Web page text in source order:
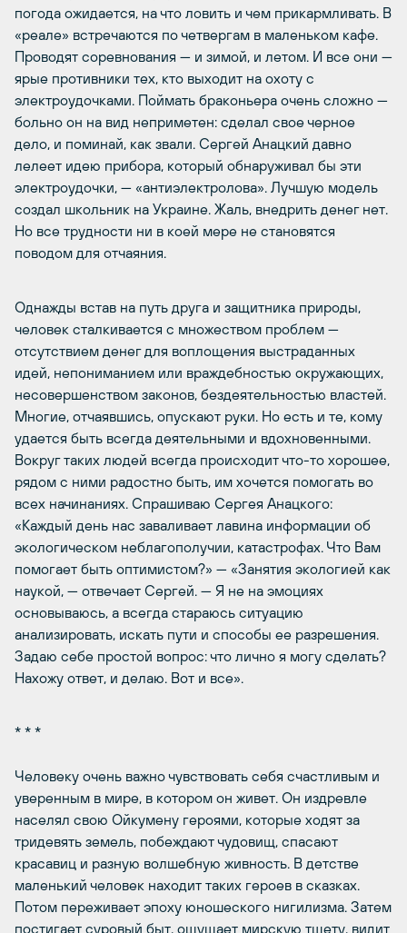
погода ожидается, на что ловить и чем прикармливать. В
«реале» встречаются по четвергам в маленьком кафе.
Проводят соревнования — и зимой, и летом. И все они —
ярые противники тех, кто выходит на охоту с
электроудочками. Поймать браконьера очень сложно —
больно он на вид неприметен: сделал свое черное
дело, и поминай, как звали. Сергей Анацкий давно
лелеет идею прибора, который обнаруживал бы эти
электроудочки, — «антиэлектролова». Лучшую модель
создал школьник на Украине. Жаль, внедрить денег нет.
Но все трудности ни в коей мере не становятся
поводом для отчаяния.
Однажды встав на путь друга и защитника природы,
человек сталкивается с множеством проблем —
отсутствием денег для воплощения выстраданных
идей, непониманием или враждебностью окружающих,
несовершенством законов, бездеятельностью властей.
Многие, отчаявшись, опускают руки. Но есть и те, кому
удается быть всегда деятельными и вдохновенными.
Вокруг таких людей всегда происходит что-то хорошее,
рядом с ними радостно быть, им хочется помогать во
всех начинаниях. Спрашиваю Сергея Анацкого:
«Каждый день нас заваливает лавина информации об
экологическом неблагополучии, катастрофах. Что Вам
помогает быть оптимистом?» — «Занятия экологией как
наукой, — отвечает Сергей. — Я не на эмоциях
основываюсь, а всегда стараюсь ситуацию
анализировать, искать пути и способы ее разрешения.
Задаю себе простой вопрос: что лично я могу сделать?
Нахожу ответ, и делаю. Вот и все».
* * *
Человеку очень важно чувствовать себя счастливым и
уверенным в мире, в котором он живет. Он издревле
населял свою Ойкумену героями, которые ходят за
тридевять земель, побеждают чудовищ, спасают
красавиц и разную волшебную живность. В детстве
маленький человек находит таких героев в сказках.
Потом переживает эпоху юношеского нигилизма. Затем
постигает суровый быт, ощущает мирскую тщету, видит